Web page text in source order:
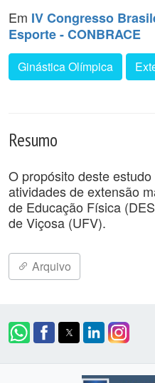
Em IV Congresso
Esporte - CONBRACE
Ginástica Olímpica
Resumo
O propósito deste
atividades de extensão
de Educação Física
de Viçosa (UFV).
Arquivo